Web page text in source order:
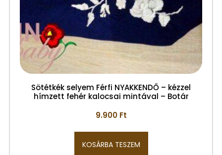
Sötétkék selyem Férfi NYAKKENDŐ – kézzel
hímzett fehér kalocsai mintával – Botár
9.900 Ft
KOSÁRBA TESZEM